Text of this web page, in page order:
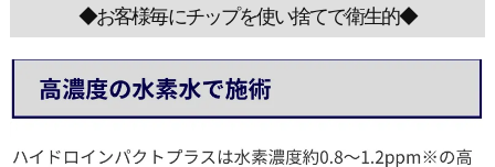
◆お客様毎にチップを使い捨てで衛生的◆